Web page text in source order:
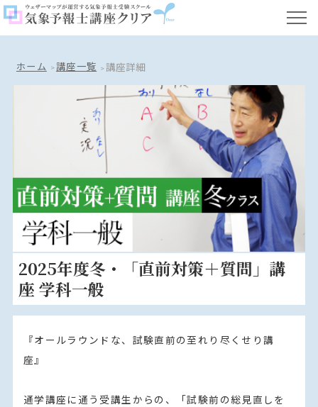
ホーム 講座一覧 講座詳細
2025年度冬・「直前対策＋質問」講
座 学科一般
『オールラウンドな、試験直前の至れり尽くせり講
座』
通学講座に通う受講生からの、「試験前の総見直しを